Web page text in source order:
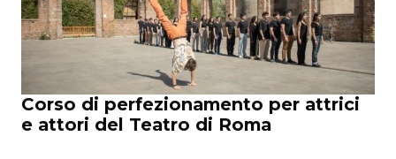
Corso di perfezionamento per attrici
e attori del Teatro di Roma